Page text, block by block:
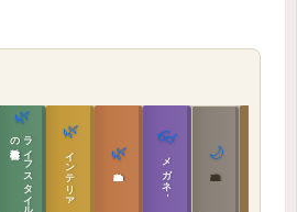
🌿
ラ
イ
フ
ス
タ
イ
ル
の
教科書 🌿
インテリア設計 🌿
敷地設計の教科書
👓
メガネ｜転職 🌙
建築思想の教科書